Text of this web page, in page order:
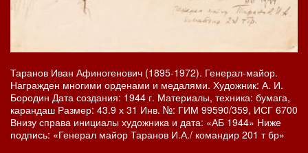
Таранов Иван Афиногенович (1895-1972). Генерал-майор.
Награжден многими орденами и медалями. Художник: А. И.
Бородин Дата создания: 1944 г. Материалы, техника: бумага,
карандаш Размер: 43.9 х 31 Инв. №: ГИМ 99590/359, ИСГ 6700
Внизу справа инициалы художника и дата: «АБ 1944» Ниже
подпись: «Генерал майор Таранов И.А./ командир 201 т бр»